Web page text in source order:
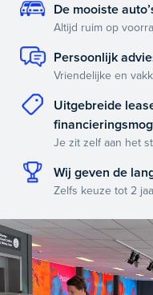
De mooiste
Altijd ruim op
Persoonlijk
Vriendelijke en
Uitgebreide
Je zit zelf aan het
Wij geven de
Zelfs keuze tot 2